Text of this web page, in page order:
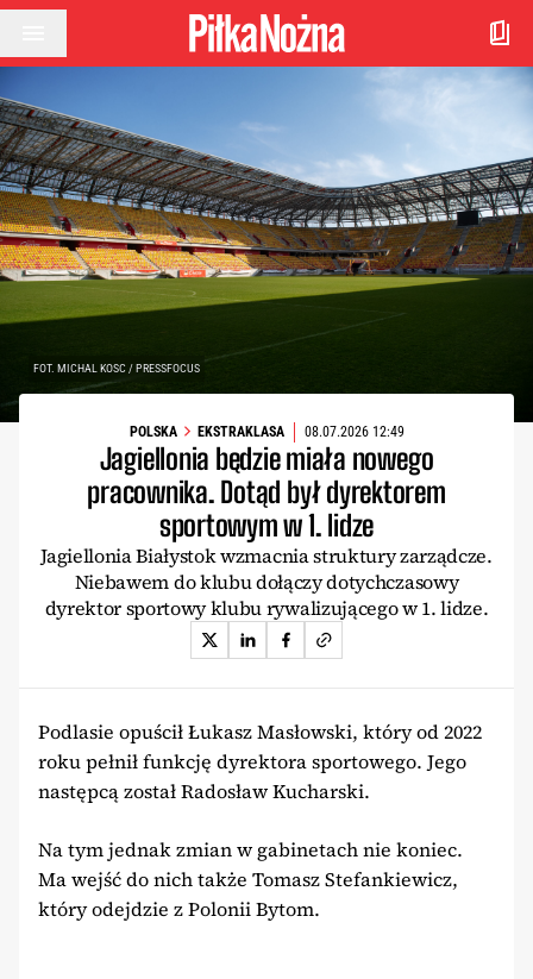
Przejdź do treści
FOT. MICHAL KOSC / PRESSFOCUS
POLSKA EKSTRAKLASA 08.07.2026 12:49
Jagiellonia będzie miała nowego
pracownika. Dotąd był dyrektorem
sportowym w 1. lidze
Jagiellonia Białystok wzmacnia struktury zarządcze.
Niebawem do klubu dołączy dotychczasowy
dyrektor sportowy klubu rywalizującego w 1. lidze.
Podlasie opuścił Łukasz Masłowski, który od 2022
roku pełnił funkcję dyrektora sportowego. Jego
następcą został Radosław Kucharski.
Na tym jednak zmian w gabinetach nie koniec.
Ma wejść do nich także Tomasz Stefankiewicz,
który odejdzie z Polonii Bytom.